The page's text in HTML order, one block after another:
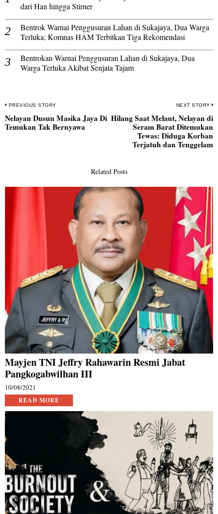
dari Han hingga Stirner
Bentrok Warnai Penggusuran Lahan di Sukajaya, Dua Warga
Terluka; Komnas HAM Terbitkan Tiga Rekomendasi
Bentrokan Warnai Penggusuran Lahan di Sukajaya, Dua
Warga Terluka Akibat Senjata Tajam
Navigasi
pos
PREVIOUS STORY
Previous
post:
Nelayan Dusun Masika Jaya Di
Temukan Tak Bernyawa
NEXT STORY
Hilang Saat Melaut, Nelayan di
Seram Barat Ditemukan
Tewas: Diduga Korban
Terjatuh dan Tenggelam
Related Posts
Mayjen TNI Jeffry Rahawarin Resmi Jabat
Pangkogabwilhan III
10/08/2021
READ MORE